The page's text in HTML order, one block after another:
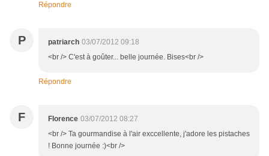
Répondre
P patriarch 03/07/2012 09:18
<br /> C'est à goûter... belle journée. Bises<br />
Répondre
F Florence 03/07/2012 08:27
<br /> Ta gourmandise à l'air exccellente, j'adore les pistaches
! Bonne journée :)<br />